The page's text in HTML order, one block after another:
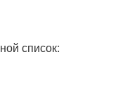
список: